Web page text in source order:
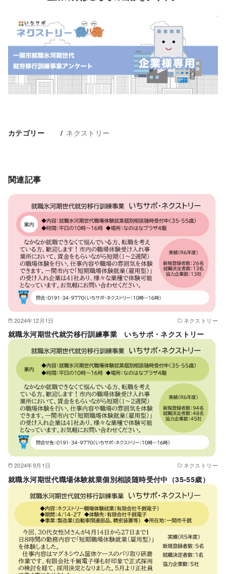
カテゴリー ネクストリー
関連記事
2024年12月1日 ネクストリー
就職氷河期世代就労移行訓練事業 いちサポ・ネクストリー
2024年9月1日 ネクストリー
就職氷河期世代職場体験就業個別相談随時受付中（35-55歳）